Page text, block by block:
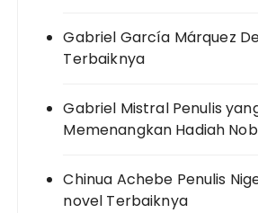
Gabriel García Márquez
Terbaiknya
Gabriel Mistral Penulis
Memenangkan Hadiah
Chinua Achebe Penulis
novel Terbaiknya